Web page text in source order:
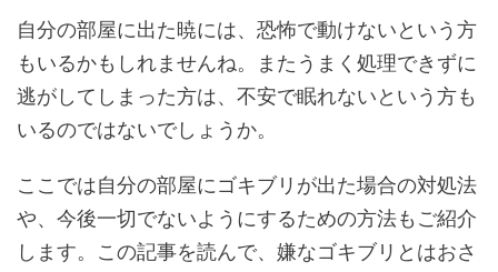
自分の部屋に出た暁には、恐怖で動けないという方
もいるかもしれませんね。またうまく処理できずに
逃がしてしまった方は、不安で眠れないという方も
いるのではないでしょうか。
ここでは自分の部屋にゴキブリが出た場合の対処法
や、今後一切でないようにするための方法もご紹介
します。この記事を読んで、嫌なゴキブリとはおさ